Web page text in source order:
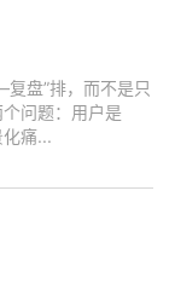
盘”排，而不是只
问题：用户是
痛...